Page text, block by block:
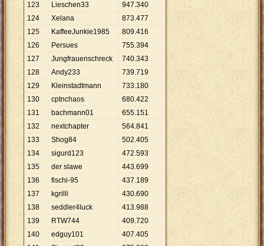
123
Lieschen33 947.340
124
Xelana 873.477
125
KaffeeJunkie1985 809.416
126
Persues 755.394
127
Jungfrauenschreck 740.343
128
Andy233 739.719
129
Kleinstadtmann 733.180
130
cptnchaos 680.422
131
bachmann01 655.151
132
nextchapter 564.841
133
Shog84 502.405
134
sigurd123 472.593
135
der slawe 443.699
136
fischi-95 437.189
137
kgrilli 430.690
138
seddler4luck 413.988
139
RTW744 409.720
140
edguy101 407.405